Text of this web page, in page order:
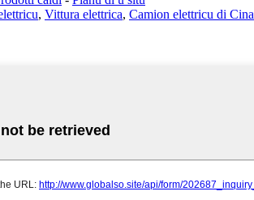
, Vittura elettrica, Camion elettricu di Cina